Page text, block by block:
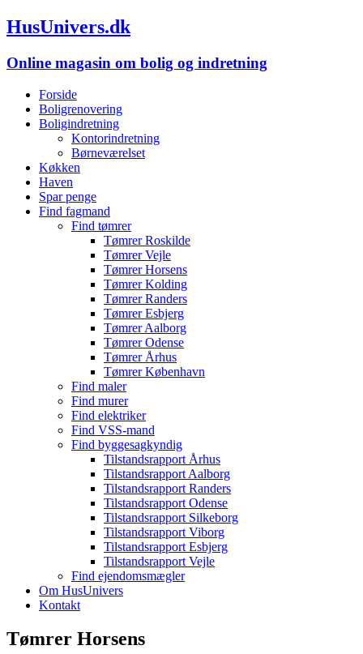
HusUnivers.dk
Online magasin om bolig og indretning
Forside
Boligrenovering
Boligindretning
Kontorindretning
Børneværelset
Køkken
Haven
Spar penge
Find fagmand
Find tømrer
Tømrer Roskilde
Tømrer Vejle
Tømrer Horsens
Tømrer Kolding
Tømrer Randers
Tømrer Esbjerg
Tømrer Aalborg
Tømrer Odense
Tømrer Århus
Tømrer København
Find maler
Find murer
Find elektriker
Find VSS-mand
Find byggesagkyndig
Tilstandsrapport Århus
Tilstandsrapport Aalborg
Tilstandsrapport Randers
Tilstandsrapport Odense
Tilstandsrapport Silkeborg
Tilstandsrapport Viborg
Tilstandsrapport Esbjerg
Tilstandsrapport Vejle
Find ejendomsmægler
Om HusUnivers
Kontakt
Tømrer Horsens